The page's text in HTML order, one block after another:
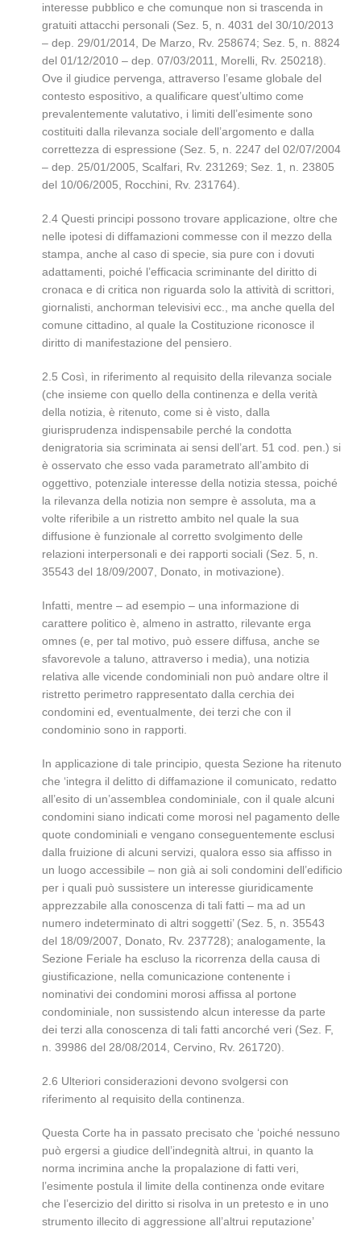
interesse pubblico e che comunque non si trascenda in
gratuiti attacchi personali (Sez. 5, n. 4031 del 30/10/2013
– dep. 29/01/2014, De Marzo, Rv. 258674; Sez. 5, n. 8824
del 01/12/2010 – dep. 07/03/2011, Morelli, Rv. 250218).
Ove il giudice pervenga, attraverso l’esame globale del
contesto espositivo, a qualificare quest’ultimo come
prevalentemente valutativo, i limiti dell’esimente sono
costituiti dalla rilevanza sociale dell’argomento e dalla
correttezza di espressione (Sez. 5, n. 2247 del 02/07/2004
– dep. 25/01/2005, Scalfari, Rv. 231269; Sez. 1, n. 23805
del 10/06/2005, Rocchini, Rv. 231764).
2.4 Questi principi possono trovare applicazione, oltre che
nelle ipotesi di diffamazioni commesse con il mezzo della
stampa, anche al caso di specie, sia pure con i dovuti
adattamenti, poiché l’efficacia scriminante del diritto di
cronaca e di critica non riguarda solo la attività di scrittori,
giornalisti, anchorman televisivi ecc., ma anche quella del
comune cittadino, al quale la Costituzione riconosce il
diritto di manifestazione del pensiero.
2.5 Così, in riferimento al requisito della rilevanza sociale
(che insieme con quello della continenza e della verità
della notizia, è ritenuto, come si è visto, dalla
giurisprudenza indispensabile perché la condotta
denigratoria sia scriminata ai sensi dell’art. 51 cod. pen.) si
è osservato che esso vada parametrato all’ambito di
oggettivo, potenziale interesse della notizia stessa, poiché
la rilevanza della notizia non sempre è assoluta, ma a
volte riferibile a un ristretto ambito nel quale la sua
diffusione è funzionale al corretto svolgimento delle
relazioni interpersonali e dei rapporti sociali (Sez. 5, n.
35543 del 18/09/2007, Donato, in motivazione).
Infatti, mentre – ad esempio – una informazione di
carattere politico è, almeno in astratto, rilevante erga
omnes (e, per tal motivo, può essere diffusa, anche se
sfavorevole a taluno, attraverso i media), una notizia
relativa alle vicende condominiali non può andare oltre il
ristretto perimetro rappresentato dalla cerchia dei
condomini ed, eventualmente, dei terzi che con il
condominio sono in rapporti.
In applicazione di tale principio, questa Sezione ha ritenuto
che ‘integra il delitto di diffamazione il comunicato, redatto
all’esito di un’assemblea condominiale, con il quale alcuni
condomini siano indicati come morosi nel pagamento delle
quote condominiali e vengano conseguentemente esclusi
dalla fruizione di alcuni servizi, qualora esso sia affisso in
un luogo accessibile – non già ai soli condomini dell’edificio
per i quali può sussistere un interesse giuridicamente
apprezzabile alla conoscenza di tali fatti – ma ad un
numero indeterminato di altri soggetti’ (Sez. 5, n. 35543
del 18/09/2007, Donato, Rv. 237728); analogamente, la
Sezione Feriale ha escluso la ricorrenza della causa di
giustificazione, nella comunicazione contenente i
nominativi dei condomini morosi affissa al portone
condominiale, non sussistendo alcun interesse da parte
dei terzi alla conoscenza di tali fatti ancorché veri (Sez. F,
n. 39986 del 28/08/2014, Cervino, Rv. 261720).
2.6 Ulteriori considerazioni devono svolgersi con
riferimento al requisito della continenza.
Questa Corte ha in passato precisato che ‘poiché nessuno
può ergersi a giudice dell’indegnità altrui, in quanto la
norma incrimina anche la propalazione di fatti veri,
l’esimente postula il limite della continenza onde evitare
che l’esercizio del diritto si risolva in un pretesto e in uno
strumento illecito di aggressione all’altrui reputazione’